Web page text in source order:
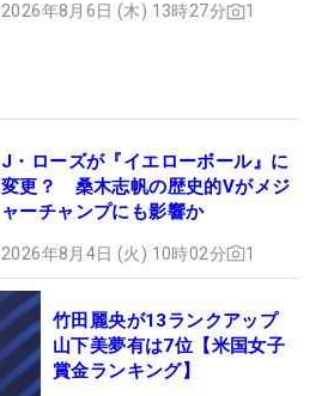
2026年8月6日 (木) 13時27分 1
J・ローズが『イエローボール』に
変更？ 桑木志帆の歴史的Vがメジ
ャーチャンプにも影響か
2026年8月4日 (火) 10時02分 1
竹田麗央が13ランクアップ
山下美夢有は7位【米国女子
賞金ランキング】